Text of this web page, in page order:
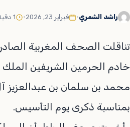
راشد الشمري• فبراير 23, 2026 • 1 دقيقة قراءة
تناقلت الصحف المغربية
خادم الحرمين الشريفين
محمد بن سلمان بن عبدالعزيز
بمناسبة ذكرى يوم التأسيس.